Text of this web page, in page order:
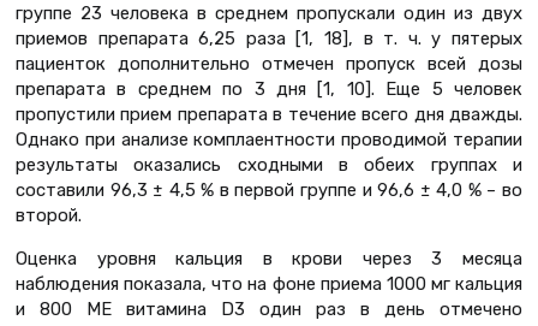
группе 23 человека в среднем пропускали один из двух
приемов препарата 6,25 раза [1, 18], в т. ч. у пятерых
пациенток дополнительно отмечен пропуск всей дозы
препарата в среднем по 3 дня [1, 10]. Еще 5 человек
пропустили прием препарата в течение всего дня дважды.
Однако при анализе комплаентности проводимой терапии
результаты оказались сходными в обеих группах и
составили 96,3 ± 4,5 % в первой группе и 96,6 ± 4,0 % – во
второй.
Оценка уровня кальция в крови через 3 месяца
наблюдения показала, что на фоне приема 1000 мг кальция
и 800 МЕ витамина D3 один раз в день отмечено